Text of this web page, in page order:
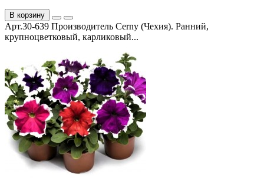
В корзину
Арт.30-639 Производитель Cerny (Чехия). Ранний,
крупноцветковый, карликовый...